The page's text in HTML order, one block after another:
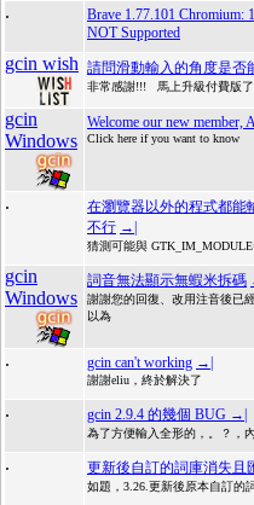
.
Brave 1.77.101 Chromium:
NOT Supported
gcin wish 請問滑動輸入的角度是否
非常感謝!!! 馬上升級付費版
gcin
Windows
Welcome our new member,
Click here if you want to know
.
在瀏覽器以外的程式都能
不行 →|
猜測可能與
gcin
Windows
詞音無法顯示無蝦米拆碼
謝謝您的回復、改用注音後已
以為
. gcin can't working →|
謝謝eliu，終於解決了
. gcin 2.9.4 的幾個 BUG →|
為了方便輸入全形的，。？，
. 更新後自訂的詞庫消失且
如題，3.26.更新後原本自訂的